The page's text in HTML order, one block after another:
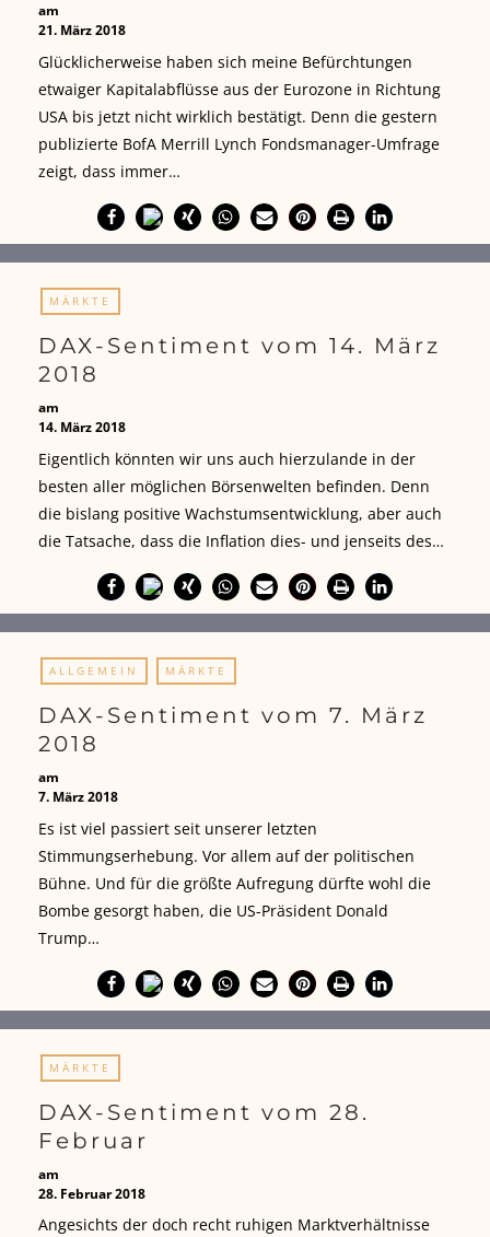
am
21. März 2018
Glücklicherweise haben sich meine Befürchtungen
etwaiger Kapitalabflüsse aus der Eurozone in Richtung
USA bis jetzt nicht wirklich bestätigt. Denn die gestern
publizierte BofA Merrill Lynch Fondsmanager-Umfrage
zeigt, dass immer…
MÄRKTE
DAX-Sentiment vom 14. März
2018
am
14. März 2018
Eigentlich könnten wir uns auch hierzulande in der
besten aller möglichen Börsenwelten befinden. Denn
die bislang positive Wachstumsentwicklung, aber auch
die Tatsache, dass die Inflation dies- und jenseits des…
ALLGEMEIN MÄRKTE
DAX-Sentiment vom 7. März
2018
am
7. März 2018
Es ist viel passiert seit unserer letzten
Stimmungserhebung. Vor allem auf der politischen
Bühne. Und für die größte Aufregung dürfte wohl die
Bombe gesorgt haben, die US-Präsident Donald
Trump…
MÄRKTE
DAX-Sentiment vom 28.
Februar
am
28. Februar 2018
Angesichts der doch recht ruhigen Marktverhältnisse